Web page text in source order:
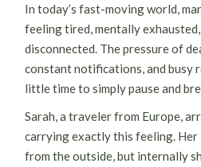
In today’s fast-moving world,
feeling tired, mentally
disconnected. The pressure of
constant notifications, and busy
little time to simply pause and
Sarah, a traveler from Europe,
carrying exactly this feeling. Her
from the outside, but internally